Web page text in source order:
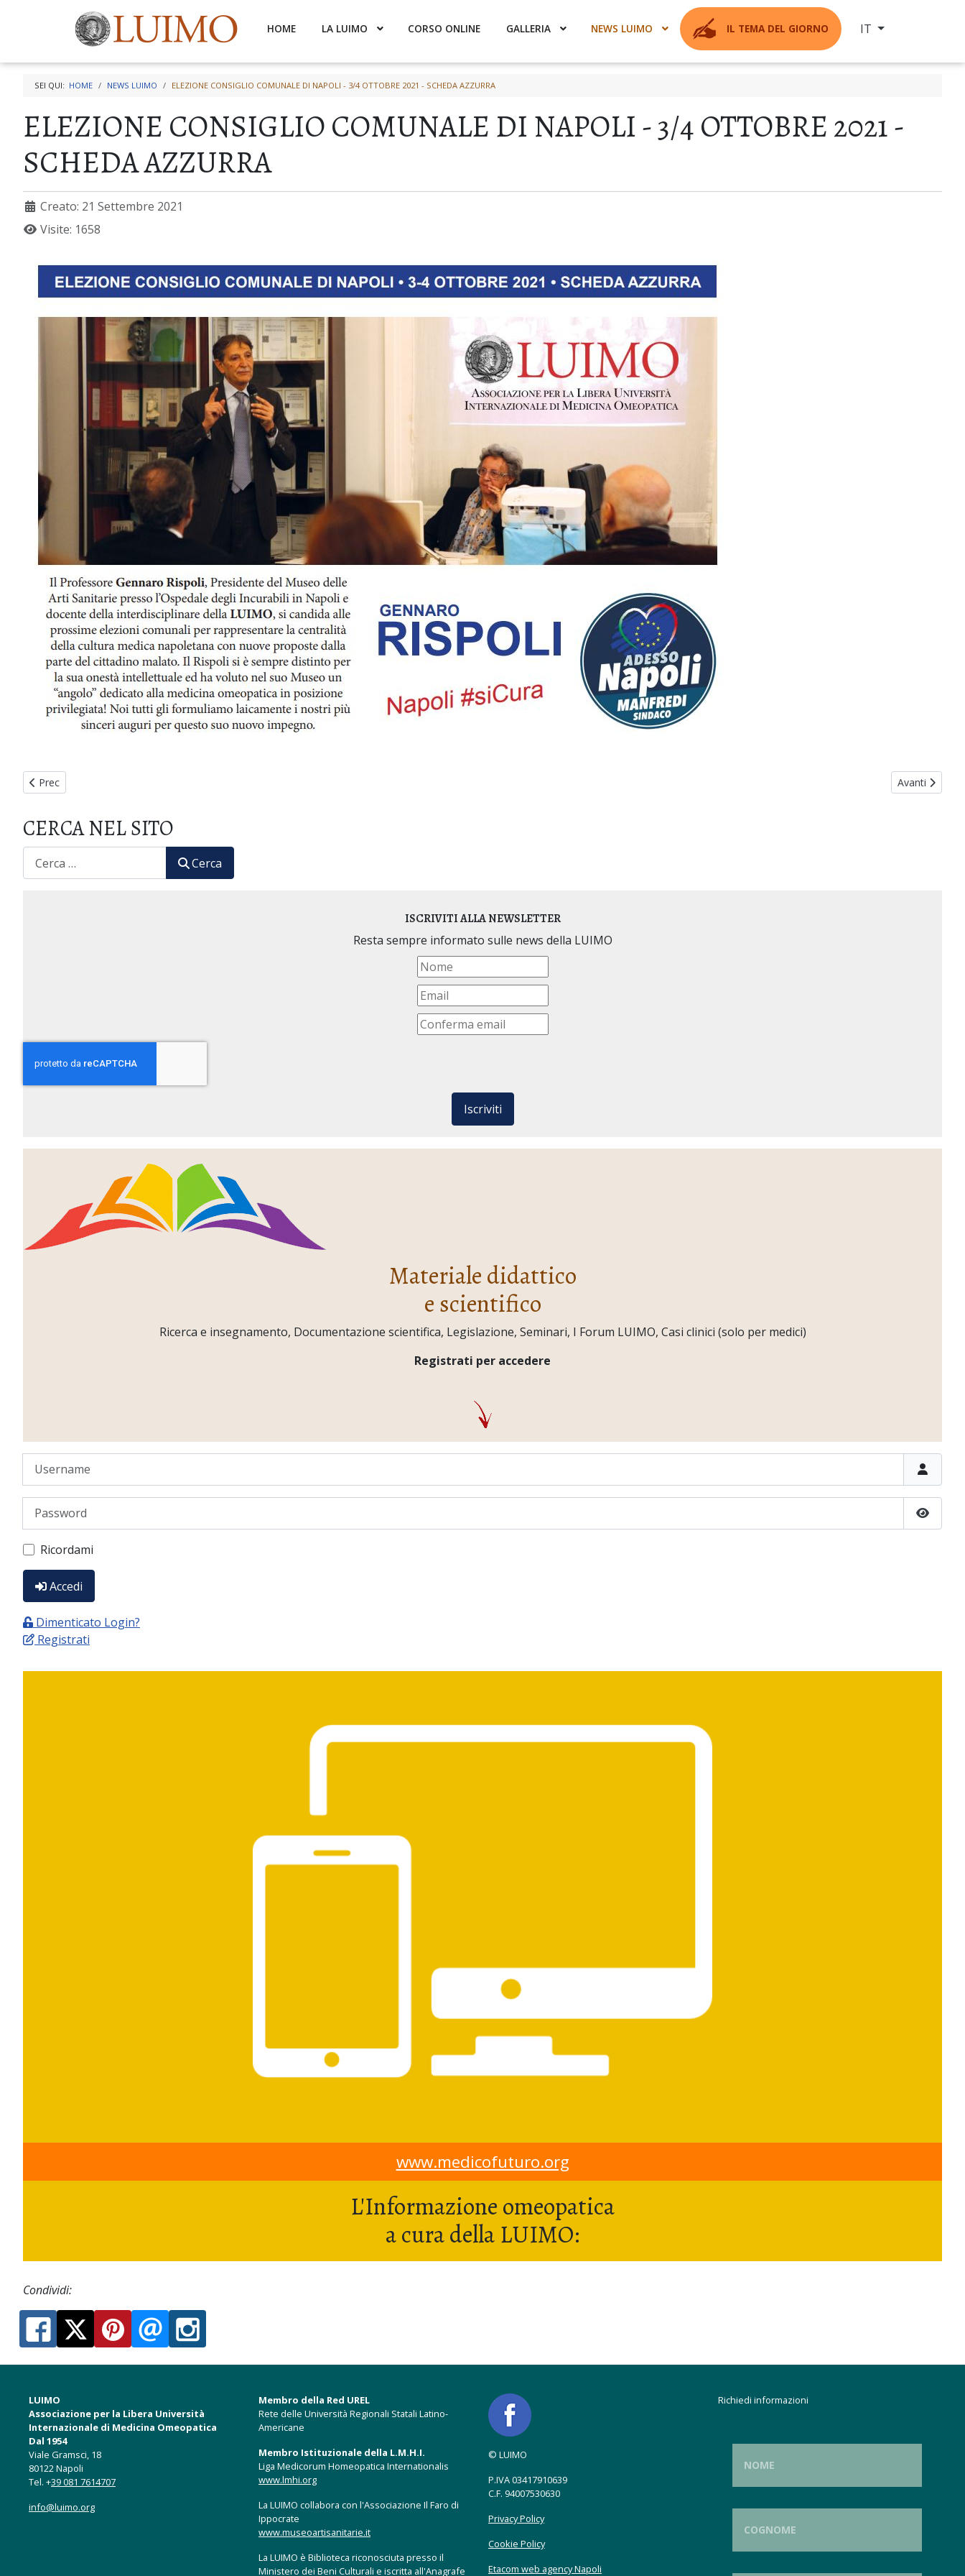
HOME LA LUIMO CORSO ONLINE GALLERIA NEWS LUIMO IL TEMA DEL GIORNO Seleziona la tua
IT
SEI QUI: HOME NEWS LUIMO ELEZIONE CONSIGLIO COMUNALE DI NAPOLI - 3/4 OTTOBRE 2021 - SCHEDA AZZURRA
ELEZIONE CONSIGLIO COMUNALE DI NAPOLI - 3/4 OTTOBRE 2021 -
SCHEDA AZZURRA
Creato: 21 Settembre 2021
Visite: 1658
Articolo precedente: IL "MEDICUS" - La formazione del medico nella LUIMO
Prec Articolo
Avanti
CERCA NEL SITO
Cerca
ISCRIVITI ALLA NEWSLETTER
Resta sempre informato sulle news della LUIMO
Iscriviti
Materiale didattico
e scientifico
Ricerca e insegnamento, Documentazione scientifica, Legislazione, Seminari, I Forum LUIMO, Casi clinici (solo per medici)
Registrati per accedere
Username
Password
Show
Ricordami
Accedi
Dimenticato Login?
Registrati
www.medicofuturo.org
L'Informazione omeopatica
a cura della LUIMO:
Condividi:
LUIMO
Associazione per la Libera Università
Internazionale di Medicina Omeopatica
Dal 1954
Viale Gramsci, 18
80122 Napoli
Tel. +39 081 7614707
info@luimo.org
Membro della Red UREL
Rete delle Università Regionali Statali Latino-
Americane
Membro Istituzionale della L.M.H.I.
Liga Medicorum Homeopatica Internationalis
www.lmhi.org
La LUIMO collabora con l'Associazione Il Faro di
Ippocrate
www.museoartisanitarie.it
La LUIMO è Biblioteca riconosciuta presso il
Ministero dei Beni Culturali e iscritta all'Anagrafe
© LUIMO
P.IVA 03417910639
C.F. 94007530630
Privacy Policy
Cookie Policy
Etacom web agency Napoli
Richiedi informazioni